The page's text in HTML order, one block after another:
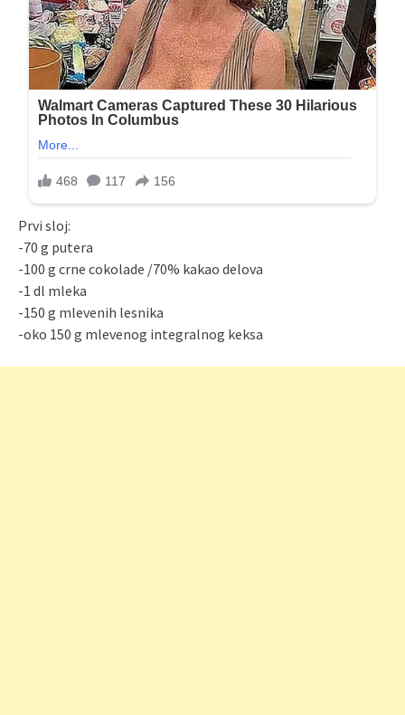
Prvi sloj:
-70 g putera
-100 g crne cokolade /70% kakao delova
-1 dl mleka
-150 g mlevenih lesnika
-oko 150 g mlevenog integralnog keksa